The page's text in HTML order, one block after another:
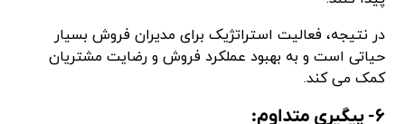
در نتیجه، فعالیت استراتژیک برای مدیران فروش بسیار
حیاتی است و به بهبود عملکرد فروش و رضایت مشتریان
کمک می کند.
۶- پیگیری متداوم: